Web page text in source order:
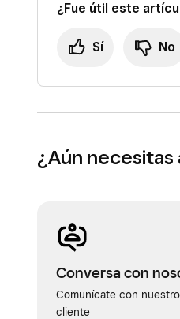
¿Fue útil este
Sí No
¿Aún necesitas
Conversa con
Comunícate con
cliente